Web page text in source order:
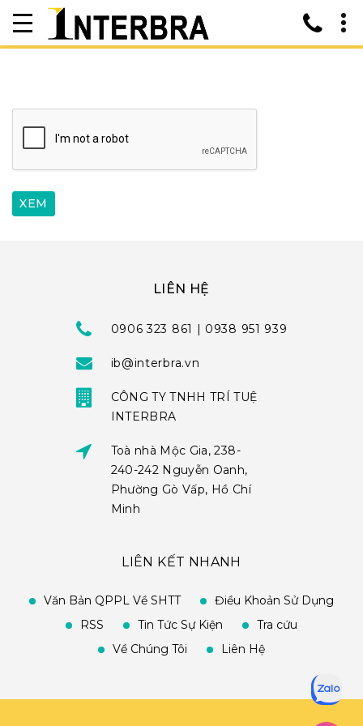
LIÊN HỆ
0906 323 861 | 0938 951 939
ib@interbra.vn
CÔNG TY TNHH TRÍ TUỆ
INTERBRA
Toà nhà Mộc Gia, 238-
240-242 Nguyễn Oanh,
Phường Gò Vấp, Hồ Chí
Minh
LIÊN KẾT NHANH
Văn Bản QPPL Về SHTT
Điều Khoản Sử Dụng
RSS
Tin Tức Sự Kiện
Tra cứu
Về Chúng Tôi
Liên Hệ